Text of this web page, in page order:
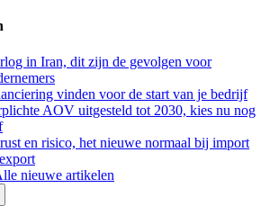
in Iran, dit zijn de gevolgen voor
vinden voor de start van je bedrijf
AOV uitgesteld tot 2030, kies nu nog
en risico, het nieuwe normaal bij import
nieuwe artikelen